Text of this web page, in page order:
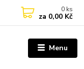
Menu
0 ks
za 0,00 Kč